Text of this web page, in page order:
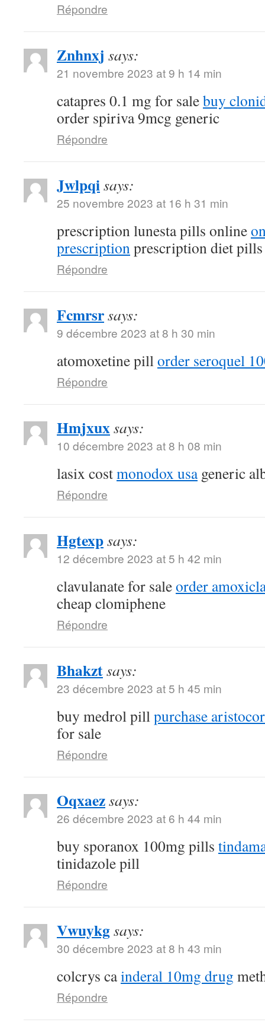
Répondre
Znhnxj says:
21 novembre 2023 at 9 h 14 min
catapres 0.1 mg for salebuy
order spiriva 9mcg generic
Répondre
Jwlpqisays:
25 novembre 2023 at 16 h 31 min
prescription lunesta pills online
prescriptionprescription diet
Répondre
Fcmrsrsays:
9 décembre 2023 at 8 h 30 min
atomoxetine pillorder seroquel
Répondre
Hmjxuxsays:
10 décembre 2023 at 8 h 08 min
lasix costmonodox usageneric
Répondre
Hgtexpsays:
12 décembre 2023 at 5 h 42 min
clavulanate for saleorder
cheap clomiphene
Répondre
Bhakztsays:
23 décembre 2023 at 5 h 45 min
buy medrol pillpurchase
for sale
Répondre
Oqxaezsays:
26 décembre 2023 at 6 h 44 min
buy sporanox 100mg pills
tinidazole pill
Répondre
Vwuykgsays:
30 décembre 2023 at 8 h 43 min
colcrys cainderal 10mg drug
Répondre